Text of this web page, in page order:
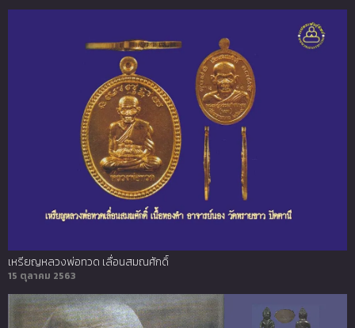
เหรียญหลวงพ่อทวด เลื่อนสมณศักดิ์
15 ตุลาคม 2563